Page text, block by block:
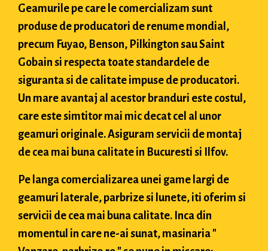
Geamurile pe care le comercializam sunt
produse de producatori de renume mondial,
precum Fuyao, Benson, Pilkington sau Saint
Gobain si respecta toate standardele de
siguranta si de calitate impuse de producatori.
Un mare avantaj al acestor branduri este costul,
care este simtitor mai mic decat cel al unor
geamuri originale. Asiguram servicii de montaj
de cea mai buna calitate in Bucuresti si Ilfov.
Pe langa comercializarea unei game largi de
geamuri laterale, parbrize si lunete, iti oferim si
servicii de cea mai buna calitate. Inca din
momentul in care ne-ai sunat, masinaria "